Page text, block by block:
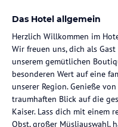
Das Hotel allgemein
Herzlich Willkommen im
Wir freuen uns, dich als
unserem gemütlichen
besonderen Wert auf eine
unserer Region. Genieße
traumhaften Blick auf die
Kaiser. Lass dich mit einem
Obst, großer Müsliauswahl,